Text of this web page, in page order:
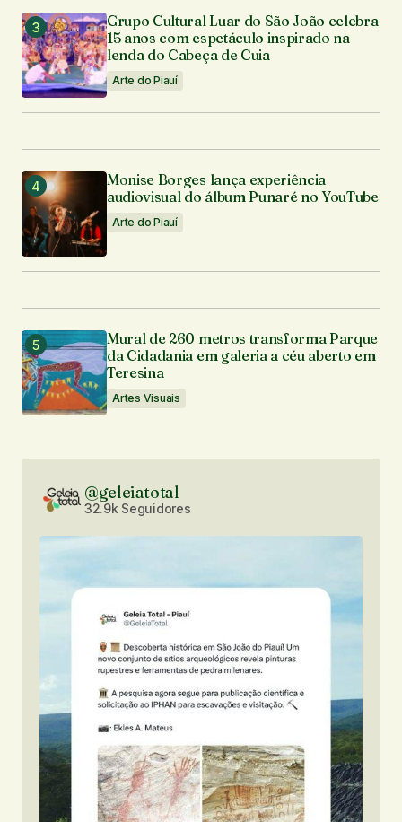
Grupo Cultural Luar do São João celebra
15 anos com espetáculo inspirado na
lenda do Cabeça de Cuia
Arte do Piauí
Monise Borges lança experiência
audiovisual do álbum Punaré no YouTube
Arte do Piauí
Mural de 260 metros transforma Parque
da Cidadania em galeria a céu aberto em
Teresina
Artes Visuais
@geleiatotal
32.9k Seguidores